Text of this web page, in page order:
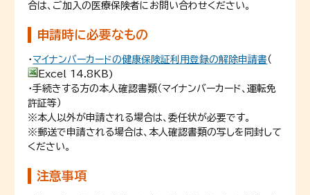
合は、ご加入の医療保険者にお問い合わせください。
申請時に必要なもの
・マイナンバーカードの健康保険証利用登録の解除申請書（
Excel 14.8KB)
・手続きする方の本人確認書類（マイナンバーカード、運転免
許証等）
※本人以外が申請される場合は、委任状が必要です。
※郵送で申請される場合は、本人確認書類の写しを同封して
ください。
注意事項